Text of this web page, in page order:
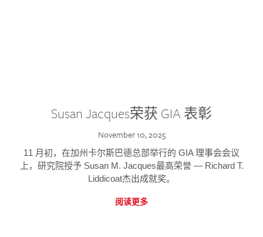
Susan Jacques荣获 GIA 表彰
November 10, 2025
11 月初，在加州卡尔斯巴德总部举行的 GIA 理事会会议
上，研究院授予 Susan M. Jacques最高荣誉 — Richard T.
Liddicoat杰出成就奖。
阅读更多